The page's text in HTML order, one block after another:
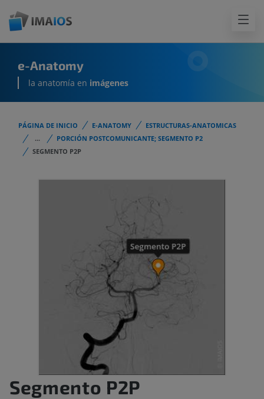
e-Anatomy
la anatomía en imágenes
PÁGINA DE INICIO E-ANATOMY
ESTRUCTURAS-ANATOMICAS
...
PORCIÓN POSTCOMUNICANTE; SEGMENTO P2
SEGMENTO P2P
Segmento P2P